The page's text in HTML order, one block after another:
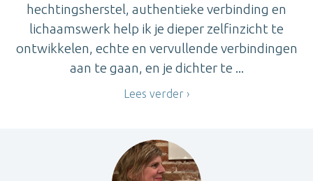
hechtingsherstel, authentieke verbinding en
lichaamswerk help ik je dieper zelfinzicht te
ontwikkelen, echte en vervullende verbindingen
aan te gaan, en je dichter te ...
Lees verder